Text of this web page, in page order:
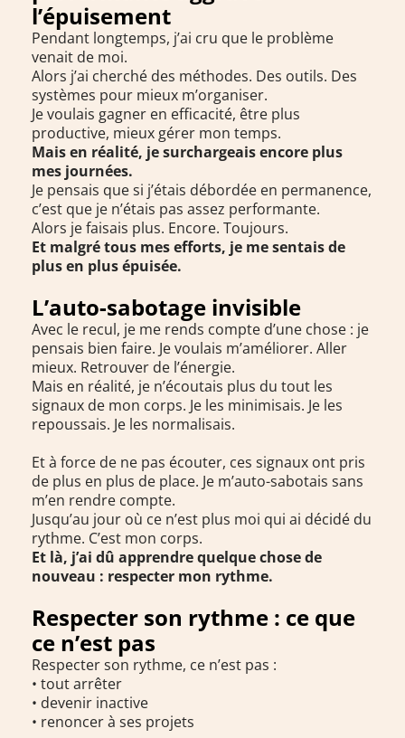
l’épuisement
Pendant longtemps, j’ai cru que le problème
venait de moi.
Alors j’ai cherché des méthodes. Des outils. Des
systèmes pour mieux m’organiser.
Je voulais gagner en efficacité, être plus
productive, mieux gérer mon temps.
Mais en réalité, je surchargeais encore plus
mes journées.
Je pensais que si j’étais débordée en permanence,
c’est que je n’étais pas assez performante.
Alors je faisais plus. Encore. Toujours.
Et malgré tous mes efforts, je me sentais de
plus en plus épuisée.
L’auto-sabotage invisible
Avec le recul, je me rends compte d’une chose : je
pensais bien faire. Je voulais m’améliorer. Aller
mieux. Retrouver de l’énergie.
Mais en réalité, je n’écoutais plus du tout les
signaux de mon corps. Je les minimisais. Je les
repoussais. Je les normalisais.
Et à force de ne pas écouter, ces signaux ont pris
de plus en plus de place. Je m’auto-sabotais sans
m’en rendre compte.
Jusqu’au jour où ce n’est plus moi qui ai décidé du
rythme. C’est mon corps.
Et là, j’ai dû apprendre quelque chose de
nouveau : respecter mon rythme.
Respecter son rythme : ce que
ce n’est pas
Respecter son rythme, ce n’est pas :
• tout arrêter
• devenir inactive
• renoncer à ses projets